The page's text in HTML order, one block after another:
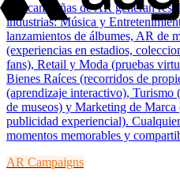
Las campañas de AR generan
industrias: Música y
lanzamientos de álbumes, AR de
(experiencias en estadios,
fans), Retail y Moda (pruebas
Bienes Raíces (recorridos de
(aprendizaje interactivo), Turismo
de museos) y Marketing de Marca
publicidad experiencial).
momentos memorables y
AR Campaigns